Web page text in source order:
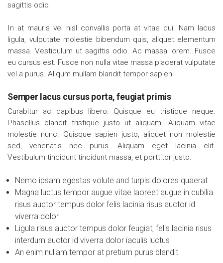
sagittis odio
In at mauris vel nisl convallis porta at vitae dui. Nam lacus
ligula, vulputate molestie bibendum quis, aliquet elementum
massa. Vestibulum ut sagittis odio. Ac massa lorem. Fusce
eu cursus est. Fusce non nulla vitae massa placerat vulputate
vel a purus. Aliqum mullam blandit tempor sapien
Semper lacus cursus porta, feugiat primis
Curabitur ac dapibus libero. Quisque eu tristique neque.
Phasellus blandit tristique justo ut aliquam. Aliquam vitae
molestie nunc. Quisque sapien justo, aliquet non molestie
sed, venenatis nec purus. Aliquam eget lacinia elit.
Vestibulum tincidunt tincidunt massa, et porttitor justo.
Nemo ipsam egestas volute and turpis dolores quaerat
Magna luctus tempor augue vitae laoreet augue in cubilia
risus auctor tempus dolor felis lacinia risus auctor id
viverra dolor
Ligula risus auctor tempus dolor feugiat, felis lacinia risus
interdum auctor id viverra dolor iaculis luctus
An enim nullam tempor at pretium purus blandit